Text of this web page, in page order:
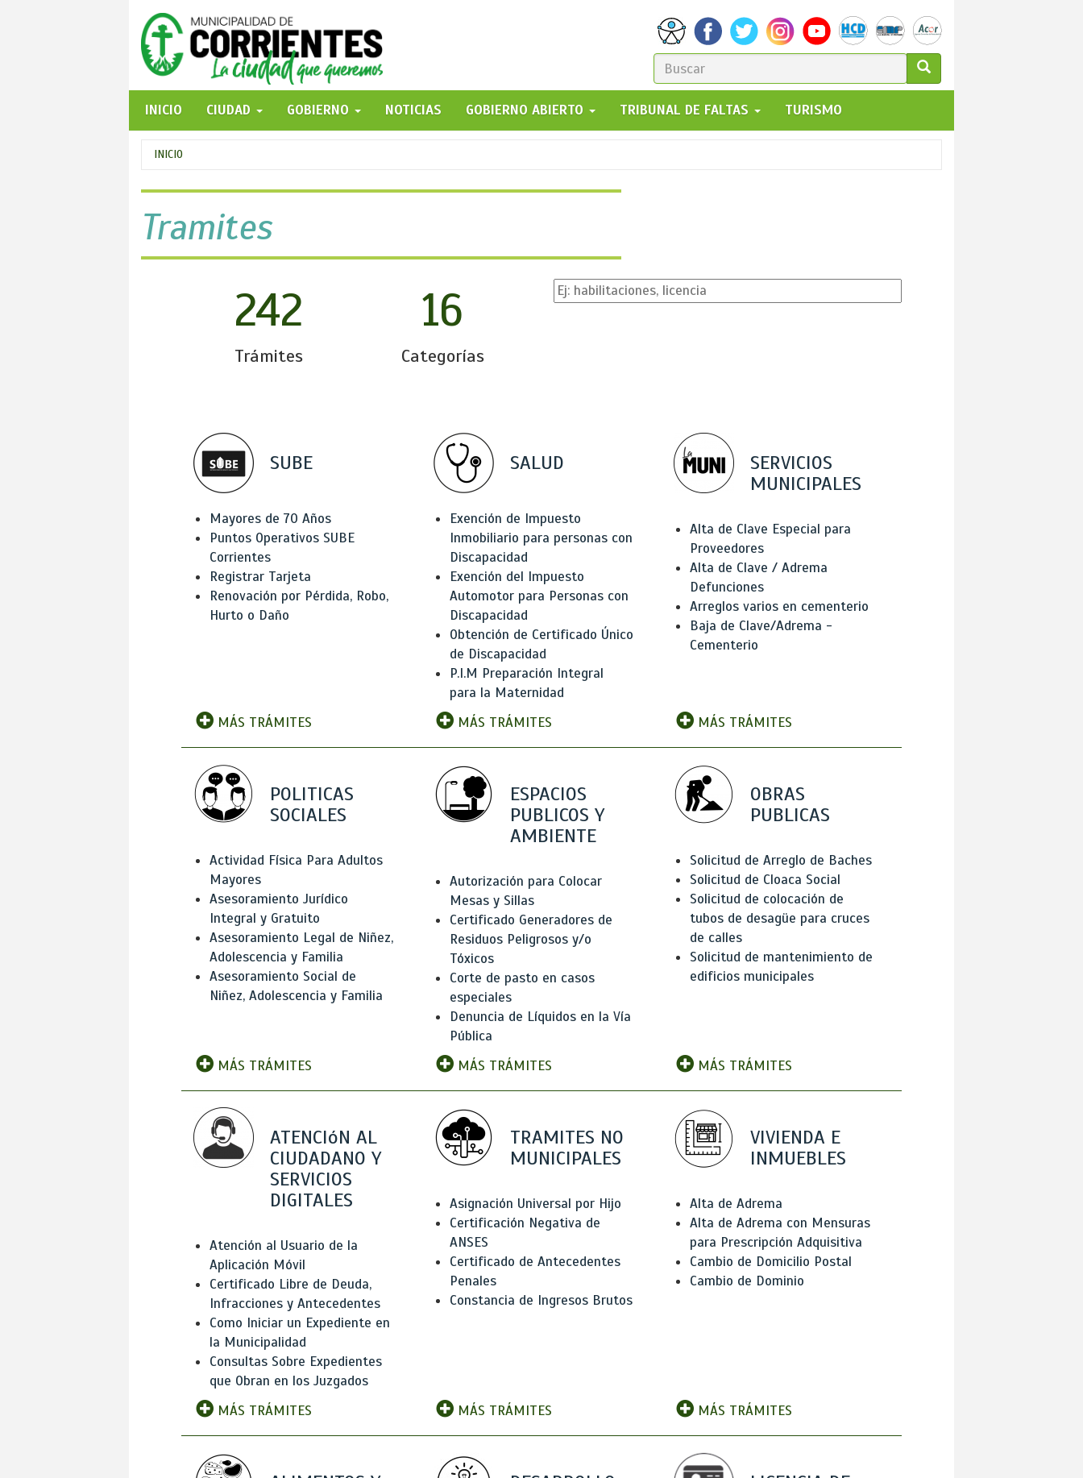
FORMULARIO
DE
BÚSQUEDA
GO!
INICIO
CIUDAD GOBIERNO NOTICIAS GOBIERNO ABIERTO TRIBUNAL DE FALTAS TURISMO
Se
encuentra
usted
aquí
INICIO
Tramites
242
Trámites
16
Categorías
SUBE
Mayores de 70 Años
Puntos Operativos SUBE
Corrientes
Registrar Tarjeta
Renovación por Pérdida, Robo,
Hurto o Daño
MÁS TRÁMITES
SALUD
Exención de Impuesto
Inmobiliario para personas con
Discapacidad
Exención del Impuesto
Automotor para Personas con
Discapacidad
Obtención de Certificado Único
de Discapacidad
P.I.M Preparación Integral
para la Maternidad
MÁS TRÁMITES
SERVICIOS
MUNICIPALES
Alta de Clave Especial para
Proveedores
Alta de Clave / Adrema
Defunciones
Arreglos varios en cementerio
Baja de Clave/Adrema -
Cementerio
MÁS TRÁMITES
POLITICAS
SOCIALES
Actividad Física Para Adultos
Mayores
Asesoramiento Jurídico
Integral y Gratuito
Asesoramiento Legal de Niñez,
Adolescencia y Familia
Asesoramiento Social de
Niñez, Adolescencia y Familia
MÁS TRÁMITES
ESPACIOS
PUBLICOS Y
AMBIENTE
Autorización para Colocar
Mesas y Sillas
Certificado Generadores de
Residuos Peligrosos y/o
Tóxicos
Corte de pasto en casos
especiales
Denuncia de Líquidos en la Vía
Pública
MÁS TRÁMITES
OBRAS
PUBLICAS
Solicitud de Arreglo de Baches
Solicitud de Cloaca Social
Solicitud de colocación de
tubos de desagüe para cruces
de calles
Solicitud de mantenimiento de
edificios municipales
MÁS TRÁMITES
ATENCIóN AL
CIUDADANO Y
SERVICIOS
DIGITALES
Atención al Usuario de la
Aplicación Móvil
Certificado Libre de Deuda,
Infracciones y Antecedentes
Como Iniciar un Expediente en
la Municipalidad
Consultas Sobre Expedientes
que Obran en los Juzgados
MÁS TRÁMITES
TRAMITES NO
MUNICIPALES
Asignación Universal por Hijo
Certificación Negativa de
ANSES
Certificado de Antecedentes
Penales
Constancia de Ingresos Brutos
MÁS TRÁMITES
VIVIENDA E
INMUEBLES
Alta de Adrema
Alta de Adrema con Mensuras
para Prescripción Adquisitiva
Cambio de Domicilio Postal
Cambio de Dominio
MÁS TRÁMITES